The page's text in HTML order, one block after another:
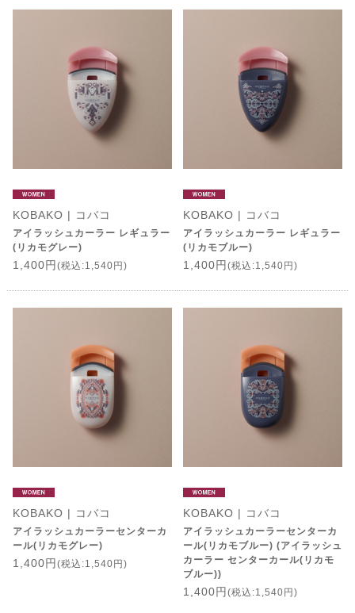
KOBAKO | コバコ
アイラッシュカーラー レギュラー
(リカモグレー)
1,400円 (税込:1,540円)
KOBAKO | コバコ
アイラッシュカーラー レギュラー
(リカモブルー)
1,400円 (税込:1,540円)
KOBAKO | コバコ
アイラッシュカーラーセンターカ
ール(リカモグレー)
1,400円 (税込:1,540円)
KOBAKO | コバコ
アイラッシュカーラーセンターカ
ール(リカモブルー) (アイラッシュ
カーラー センターカール(リカモ
ブルー))
1,400円 (税込:1,540円)